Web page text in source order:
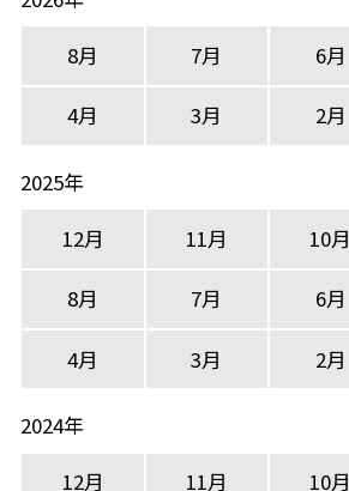
8月
7月 6月
4月 3月 2月
2025年
12月
11月 10月
8月 7月 6月
4月 3月 2月
2024年
12月
11月 10月